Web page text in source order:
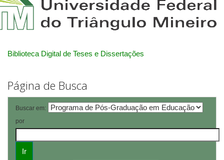
Biblioteca Digital de Teses e Dissertações
Página de Busca
Buscar em:
por